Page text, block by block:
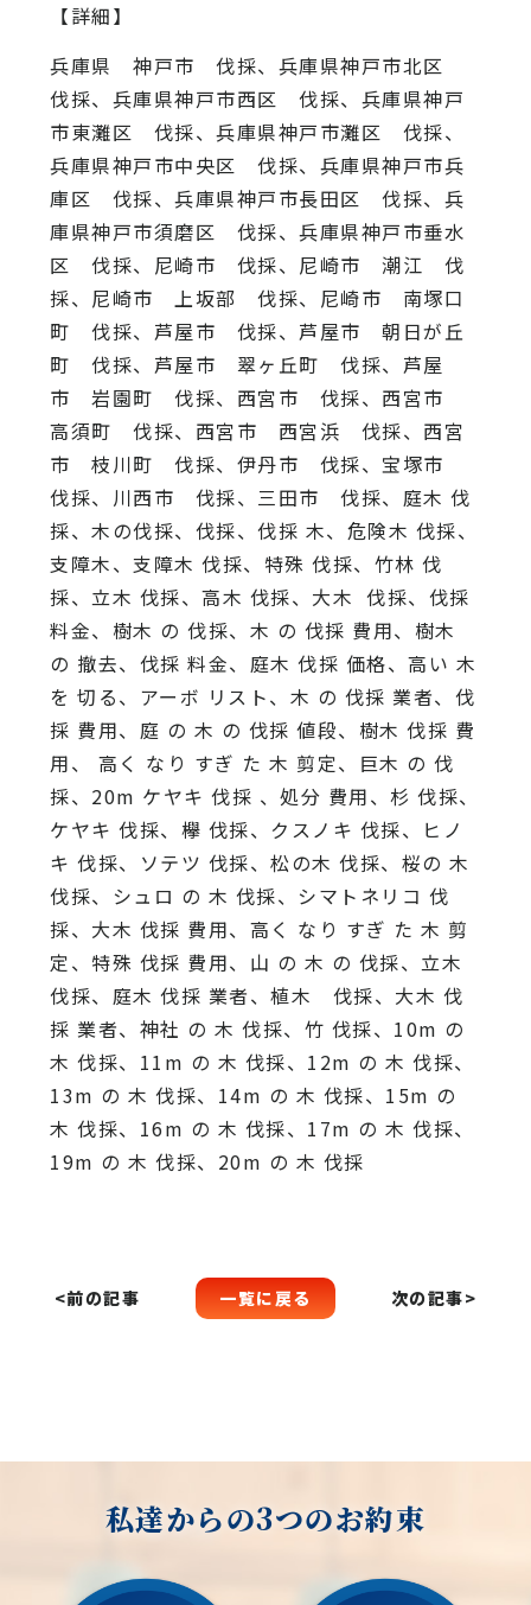
【詳細】
兵庫県 神戸市 伐採、兵庫県神戸市北区
伐採、兵庫県神戸市西区 伐採、兵庫県神戸
市東灘区 伐採、兵庫県神戸市灘区 伐採、
兵庫県神戸市中央区 伐採、兵庫県神戸市兵
庫区 伐採、兵庫県神戸市長田区 伐採、兵
庫県神戸市須磨区 伐採、兵庫県神戸市垂水
区 伐採、尼崎市 伐採、尼崎市 潮江 伐
採、尼崎市 上坂部 伐採、尼崎市 南塚口
町 伐採、芦屋市 伐採、芦屋市 朝日が丘
町 伐採、芦屋市 翠ヶ丘町 伐採、芦屋
市 岩園町 伐採、西宮市 伐採、西宮市
高須町 伐採、西宮市 西宮浜 伐採、西宮
市 枝川町 伐採、伊丹市 伐採、宝塚市
伐採、川西市 伐採、三田市 伐採、庭木 伐
採、木の伐採、伐採、伐採 木、危険木 伐採、
支障木、支障木 伐採、特殊 伐採、竹林 伐
採、立木 伐採、高木 伐採、大木 伐採、伐採
料金、樹木 の 伐採、木 の 伐採 費用、樹木
の 撤去、伐採 料金、庭木 伐採 価格、高い 木
を 切る、アーボ リスト、木 の 伐採 業者、伐
採 費用、庭 の 木 の 伐採 値段、樹木 伐採 費
用、 高く なり すぎ た 木 剪定、巨木 の 伐
採、20m ケヤキ 伐採 、処分 費用、杉 伐採、
ケヤキ 伐採、欅 伐採、クスノキ 伐採、ヒノ
キ 伐採、ソテツ 伐採、松の木 伐採、桜の 木
伐採、シュロ の 木 伐採、シマトネリコ 伐
採、大木 伐採 費用、高く なり すぎ た 木 剪
定、特殊 伐採 費用、山 の 木 の 伐採、立木
伐採、庭木 伐採 業者、植木 伐採、大木 伐
採 業者、神社 の 木 伐採、竹 伐採、10m の
木 伐採、11m の 木 伐採、12m の 木 伐採、
13m の 木 伐採、14m の 木 伐採、15m の
木 伐採、16m の 木 伐採、17m の 木 伐採、
19m の 木 伐採、20m の 木 伐採
<前の記事 一覧に戻る 次の記事>
私達からの3つのお約束